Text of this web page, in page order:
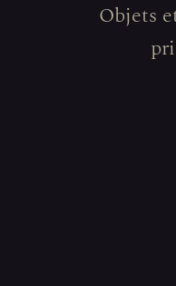
Objets